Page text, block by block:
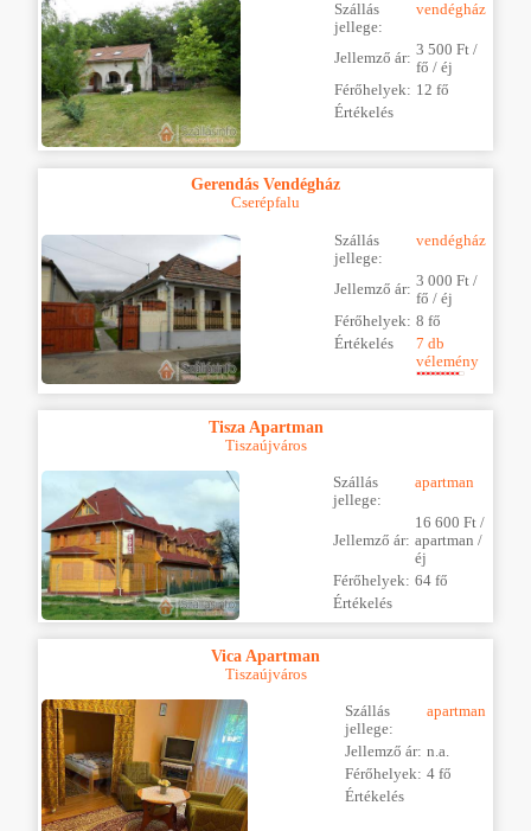
Szállás
jellege:
vendégház
Jellemző ár: 3 500 Ft /
fő / éj
Férőhelyek: 12 fő
Értékelés
Gerendás Vendégház
Cserépfalu
Szállás
jellege:
vendégház
Jellemző ár: 3 000 Ft /
fő / éj
Férőhelyek: 8 fő
Értékelés
7 db
vélemény
Tisza Apartman
Tiszaújváros
Szállás
jellege:
apartman
Jellemző ár:
16 600 Ft /
apartman /
éj
Férőhelyek: 64 fő
Értékelés
Vica Apartman
Tiszaújváros
Szállás
jellege:
apartman
Jellemző ár: n.a.
Férőhelyek: 4 fő
Értékelés